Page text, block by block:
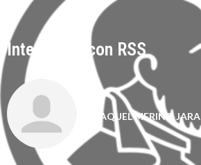
Integrados con RSS
RAQUEL MERINO JARA